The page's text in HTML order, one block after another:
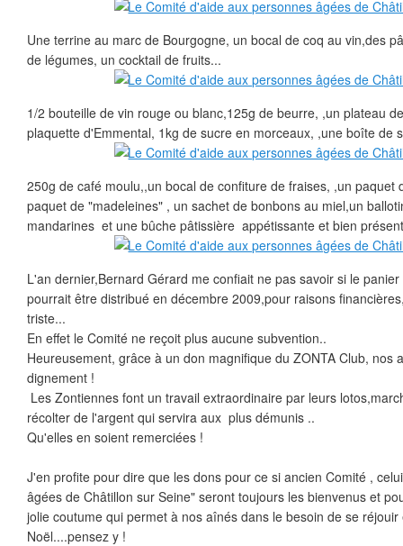
Une terrine au marc de Bourgogne, un bocal de coq au vin,des
de légumes, un cocktail de fruits...
1/2 bouteille de vin rouge ou blanc,125g de beurre, ,un plateau
plaquette d'Emmental, 1kg de sucre en morceaux, ,une boîte de
250g de café moulu,,un bocal de confiture de fraises, ,un paquet
paquet de "madeleines" , un sachet de bonbons au miel,un
mandarines et une bûche pâtissière appétissante et bien
L'an dernier,Bernard Gérard me confiait ne pas savoir si le
pourrait être distribué en décembre 2009,pour raisons
triste...
En effet le Comité ne reçoit plus aucune subvention..
Heureusement, grâce à un don magnifique du ZONTA Club, nos
dignement !
Les Zontiennes font un travail extraordinaire par leurs
récolter de l'argent qui servira aux plus démunis ..
Qu'elles en soient remerciées !
J'en profite pour dire que les dons pour ce si ancien Comité ,
âgées de Châtillon sur Seine" seront toujours les bienvenus et
jolie coutume qui permet à nos aînés dans le besoin de se
Noël....pensez y !